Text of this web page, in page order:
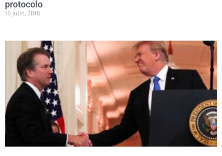
protocolo
10 julio, 2018